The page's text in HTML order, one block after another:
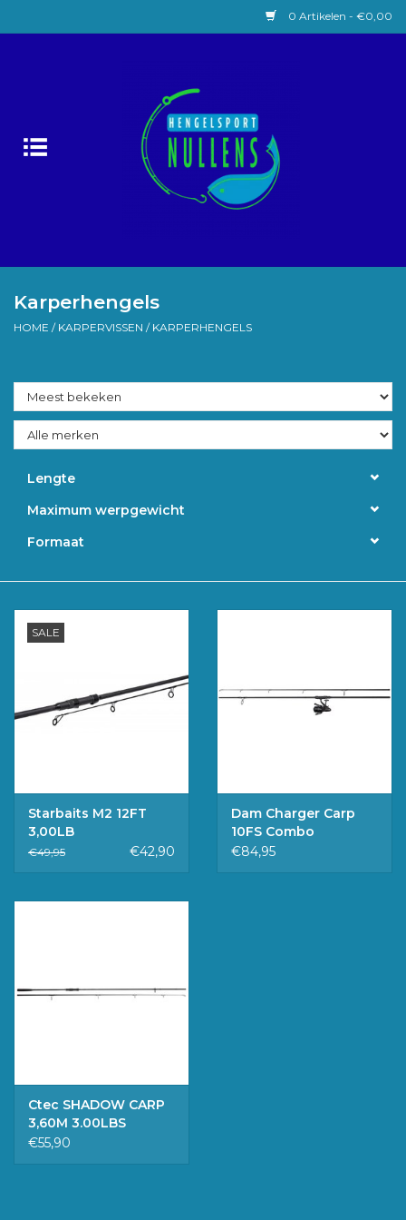
0 Artikelen - €0,00
Forelvissen
Zeevissen
Accessoires
Merken
Karperhengels
HOME / KARPERVISSEN / KARPERHENGELS
Lengte
Maximum werpgewicht
Formaat
SALE
Starbaits M2 12FT
3,00LB
€49,95 €42,90
Dam Charger Carp
10FS Combo
€84,95
Ctec SHADOW CARP
3,60M 3.00LBS
€55,90